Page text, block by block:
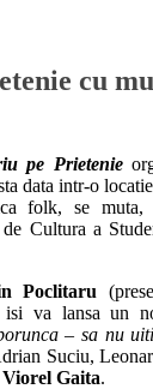
cu
pe Prietenie
data intr-o
folk, se
Cultura a
Poclitaru
va lansa un
– sa nu
Suciu,
Viorel Gaita.